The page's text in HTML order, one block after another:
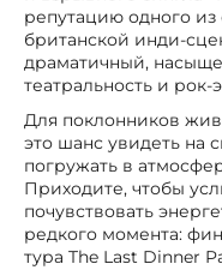
репутацию одного
британской инди-
драматичный,
театральность и рок-
Для поклонников
это шанс увидеть на
погружать в
Приходите, чтобы
почувствовать
редкого момента:
тура The Last Dinner